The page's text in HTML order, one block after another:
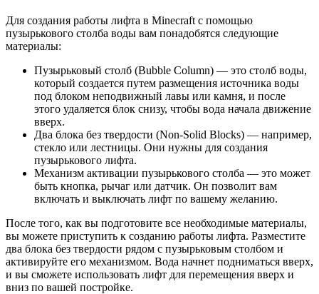
Для создания работы лифта в Minecraft с помощью
пузырькового столба воды вам понадобятся следующие
материалы:
Пузырьковый столб (Bubble Column) — это столб воды,
который создается путем размещения источника воды
под блоком неподвижный лавы или камня, и после
этого удаляется блок снизу, чтобы вода начала движение
вверх.
Два блока без твердости (Non-Solid Blocks) — например,
стекло или лестницы. Они нужны для создания
пузырькового лифта.
Механизм активации пузырькового столба — это может
быть кнопка, рычаг или датчик. Он позволит вам
включать и выключать лифт по вашему желанию.
После того, как вы подготовите все необходимые материалы,
вы можете приступить к созданию работы лифта. Разместите
два блока без твердости рядом с пузырьковым столбом и
активируйте его механизмом. Вода начнет подниматься вверх,
и вы сможете использовать лифт для перемещения вверх и
вниз по вашей постройке.